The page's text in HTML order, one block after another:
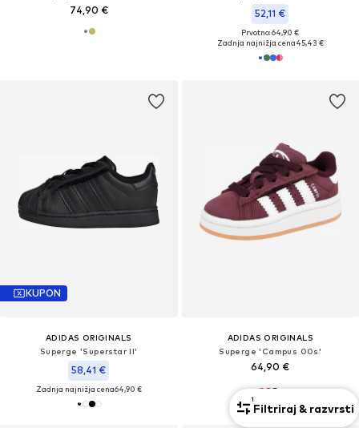
74,90 € 52,11 €
Prvotno: 64,90 €
Zadnja najnižja cena45,43 €
KUPON
ADIDAS ORIGINALS
Superge 'Superstar II'
58,41 €
Zadnja najnižja cena64,90 €
ADIDAS ORIGINALS
Superge 'Campus 00s'
64,90 €
+3
1
Filtriraj & razvrsti